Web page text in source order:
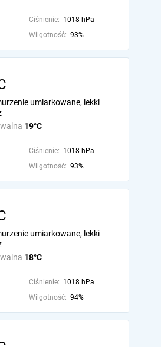
Ciśnienie: 1018 hPa
Wilgotność: 93%
19°C
umiarkowane, lekki
Ciśnienie: 1018 hPa
Wilgotność: 93%
18°C
umiarkowane, lekki
Ciśnienie: 1018 hPa
Wilgotność: 94%